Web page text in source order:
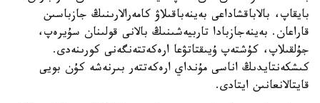
بايقاپ، بالاباقشاداعى بەينەباقىلاۋ كامەرالارىنىڭ جازباسىن
قاراعان. بەينەجازبادا تاربيەشىنىڭ بالانى قولىنان سۇيرەپ،
جۇلقىلاپ، كۇشتەپ ۇيىقتاتۋعا ارەكەتتەنگەنى كورىنەدى.
كىشكەنتايدىڭ اناسى مۇنداي ارەكەتتەر بىرنەشە كۇن بويى
قايتالانعانىن ايتادى.